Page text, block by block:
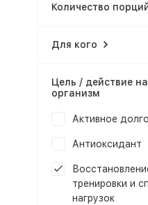
Количество
Для кого
Цель / действие на
организм
Активное
Антиоксидант
тренировки и
нагрузок